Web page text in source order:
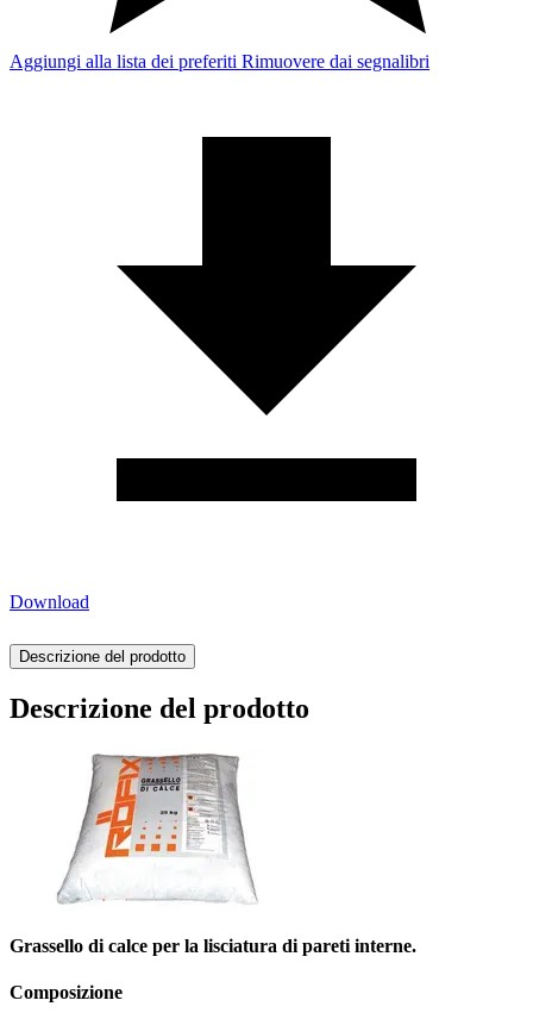
Aggiungi alla lista dei preferiti Rimuovere dai segnalibri
Download
Descrizione del prodotto
Descrizione del prodotto
Grassello di calce per la lisciatura di pareti interne.
Composizione